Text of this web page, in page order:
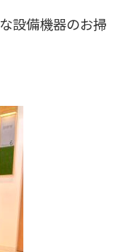
設備機器のお掃